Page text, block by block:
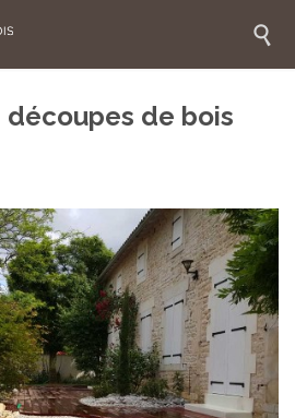

découpes de bois